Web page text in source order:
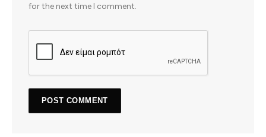
for the next time I comment.